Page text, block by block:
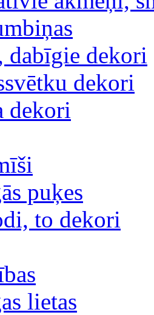
dabīgie dekori
dekori
dekori
puķes
to dekori
lietas